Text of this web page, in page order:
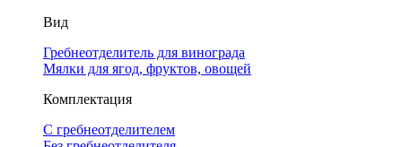
Вид
Гребнеотделитель для винограда
Мялки для ягод, фруктов, овощей
Комплектация
С гребнеотделителем